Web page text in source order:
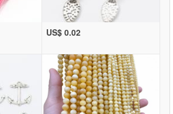
US$ 0.02